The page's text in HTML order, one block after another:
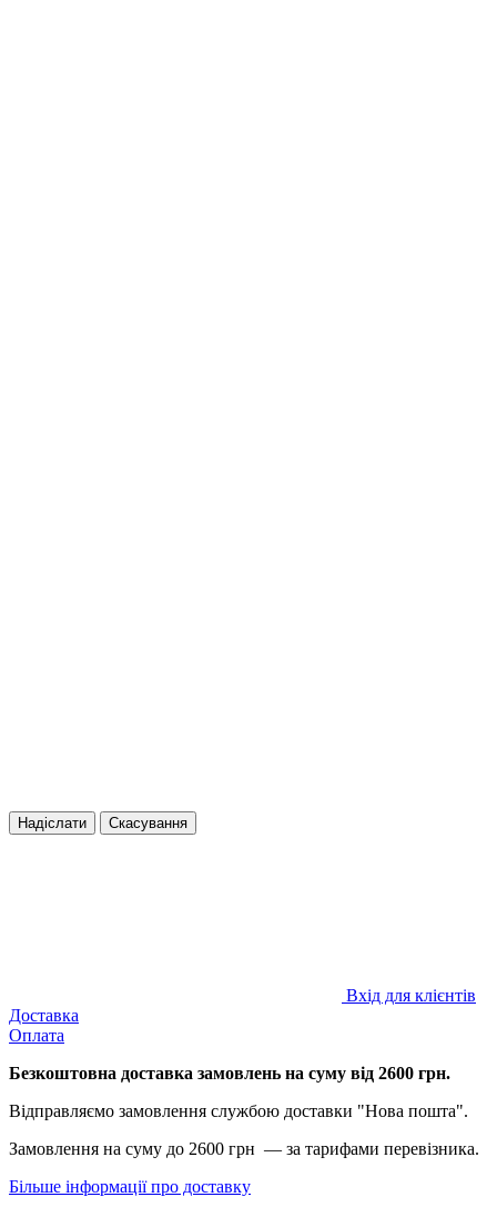
Надіслати Скасування
Вхід для клієнтів
Доставка
Оплата
Безкоштовна доставка замовлень на суму від 2600 грн.
Відправляємо замовлення службою доставки "Нова пошта".
Замовлення на суму до 2600 грн — за тарифами перевізника.
Більше інформації про доставку